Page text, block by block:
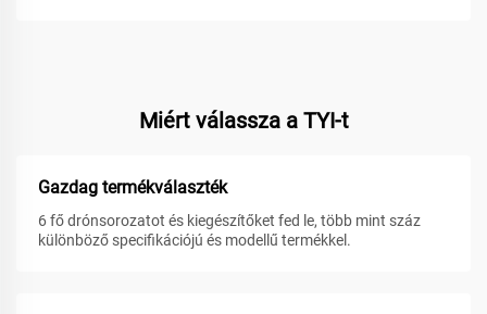
Miért válassza a TYI-t
Gazdag termékválaszték
6 fő drónsorozatot és kiegészítőket fed le, több mint száz
különböző specifikációjú és modellű termékkel.